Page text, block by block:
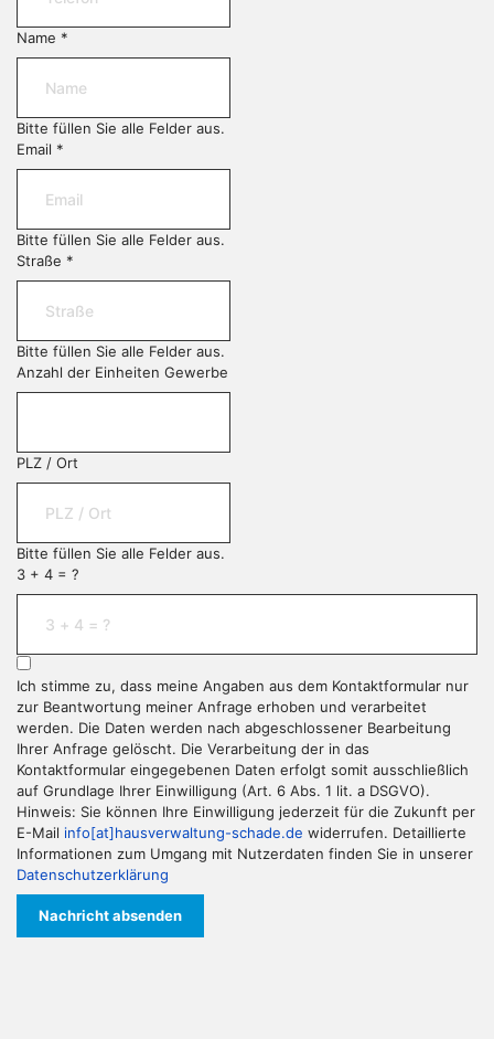
Name *
Bitte füllen Sie alle Felder aus.
Email *
Bitte füllen Sie alle Felder aus.
Straße *
Bitte füllen Sie alle Felder aus.
Anzahl der Einheiten Gewerbe
PLZ / Ort
Bitte füllen Sie alle Felder aus.
3 + 4 = ?
Ich stimme zu, dass meine Angaben aus dem Kontaktformular nur
zur Beantwortung meiner Anfrage erhoben und verarbeitet
werden. Die Daten werden nach abgeschlossener Bearbeitung
Ihrer Anfrage gelöscht. Die Verarbeitung der in das
Kontaktformular eingegebenen Daten erfolgt somit ausschließlich
auf Grundlage Ihrer Einwilligung (Art. 6 Abs. 1 lit. a DSGVO).
Hinweis: Sie können Ihre Einwilligung jederzeit für die Zukunft per
E-Mail info[at]hausverwaltung-schade.de widerrufen. Detaillierte
Informationen zum Umgang mit Nutzerdaten finden Sie in unserer
Datenschutzerklärung
Nachricht absenden